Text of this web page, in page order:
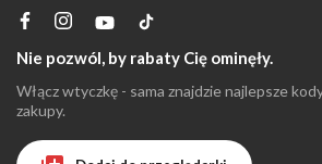
Nie pozwól, by rabaty Cię ominęły.
Włącz wtyczkę - sama znajdzie najlepsze
zakupy.